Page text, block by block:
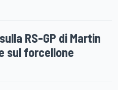
RS-GP di Martin
sul forcellone